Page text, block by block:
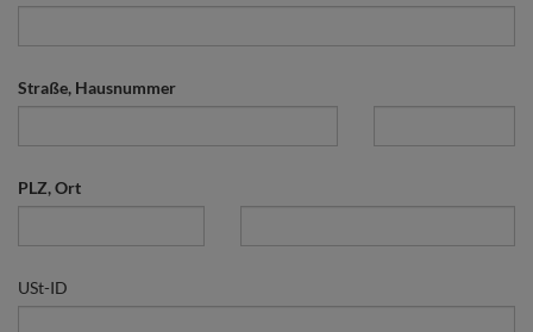
Straße, Hausnummer
PLZ, Ort
USt-ID